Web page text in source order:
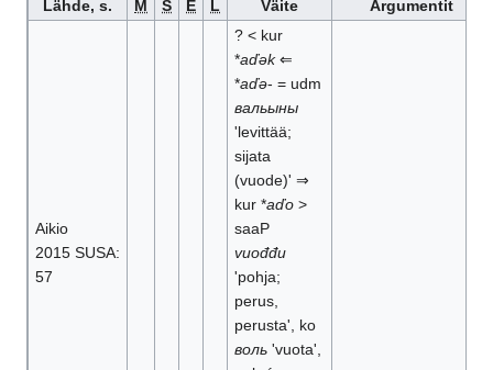
Lähde, s. M S E L Väite Argumentit
Aikio
2015 SUSA:
57
? < kur
*aďək⇐
*aďə- = udm
вальыны
'levittää;
sijata
(vuode)' ⇒
kur *aďo>
saaP
vuođđu
'pohja;
perus,
perusta', ko
воль'vuota',